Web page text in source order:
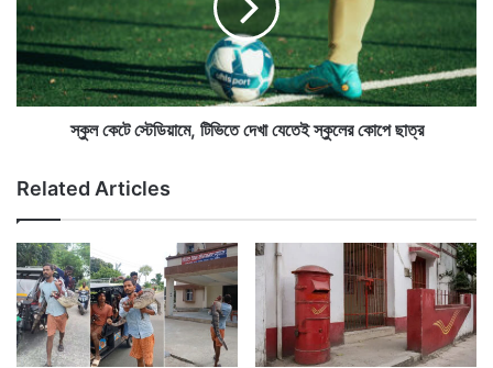
ফলে সন্দীপকে তুলে নিয়ে যাওয়ারা তেমন শিক্ষিত নয় বলেই মনে হয়
পুলিশের। সেই সঙ্গে তারা কেবল ৫ হাজার টাকা মুক্তিপণ চাইছে
কেন এটাও ভাবায় পুলিশকে।
টি
লা
য়
ল
ই
তি
হা
স
স্টে
মে
,
দে
খা
যে
তে
ই
স্কু
লে
র
স্কুল কেটে স্টেডিয়ামে, টিভিতে দেখা যেতেই স্কুলের কোপে ছাত্র
Related Articles